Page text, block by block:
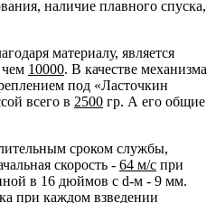
наличие плавного спуска,
материалу, является
10000. В качестве механизма
под «Ласточкин
всего в 2500 гр. А его общие
сроком службы,
скорость - 64 м/с при
в 16 дюймов с d-м - 9 мм.
при каждом взведении